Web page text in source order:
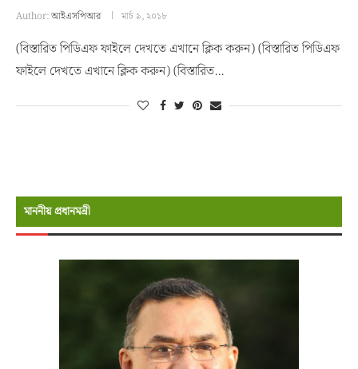
Author:আইএসপিআর মার্চ ৯, ২০১৮
(বিস্তারিত পিডিএফ ফাইলে দেখতে এখানে ক্লিক করুন) (বিস্তারিত পিডিএফ
ফাইলে দেখতে এখানে ক্লিক করুন) (বিস্তারিত…
মাননীয় প্রধানমন্রী